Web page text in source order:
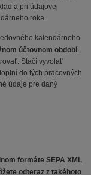
a pri údajovej
roka.
kalendárneho
účtovnom období.
Stačí vyvolať
do tých pracovných
údaje pre daný
formáte SEPA XML
odteraz z takéhoto